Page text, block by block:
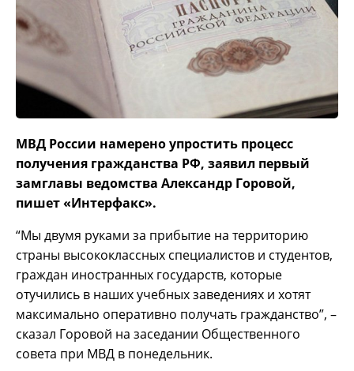
МВД России намерено упростить процесс
получения гражданства РФ, заявил первый
замглавы ведомства Александр Горовой,
пишет «Интерфакс».
“Мы двумя руками за прибытие на территорию
страны высококлассных специалистов и студентов,
граждан иностранных государств, которые
отучились в наших учебных заведениях и хотят
максимально оперативно получать гражданство”, –
сказал Горовой на заседании Общественного
совета при МВД в понедельник.